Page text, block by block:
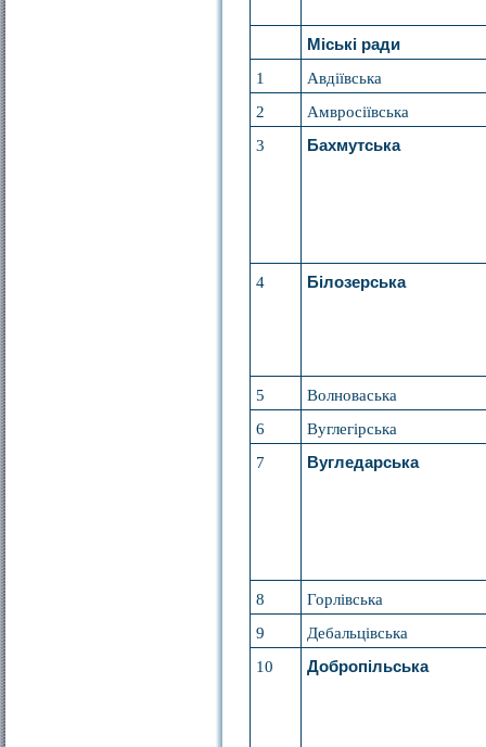
Міські ради
1
Авдіївська
2
Амвросіївська
3
Бахмутська
4 Білозерська
5
Волноваська
6
Вуглегірська
7
Вугледарська
8
Горлівська
9
Дебальцівська
10
Добропільська